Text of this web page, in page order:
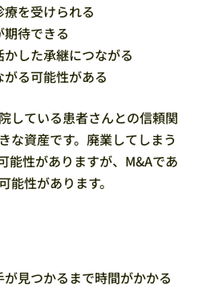
を受けられる
待できる
した承継につながる
る可能性がある
している患者さんとの信頼関
な資産です。廃業してしまう
能性がありますが、M&Aであ
能性があります。
見つかるまで時間がかかる